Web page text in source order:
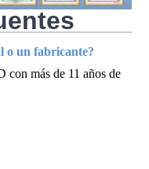
o un fabricante?
con más de 11 años de